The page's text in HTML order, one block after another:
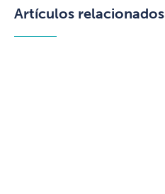
Artículos relacionados